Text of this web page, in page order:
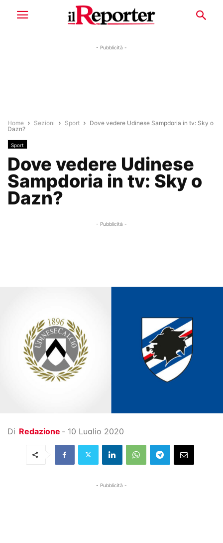
- Pubblicità -
Home Sezioni Sport
Dove vedere Udinese Sampdoria in tv: Sky o
Dazn?
Sport
Dove vedere Udinese
Sampdoria in tv: Sky o
Dazn?
- Pubblicità -
Di Redazione - 10 Luglio 2020
- Pubblicità -